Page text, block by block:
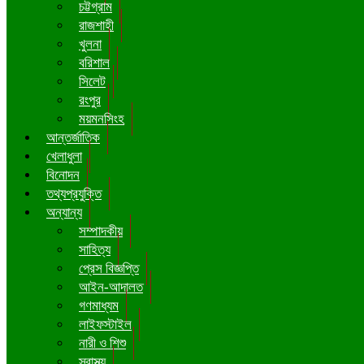
চট্টগ্রাম
রাজশাহী
খুলনা
বরিশাল
সিলেট
রংপুর
ময়মনসিংহ
আন্তর্জাতিক
খেলাধুলা
বিনোদন
তথ্যপ্রযুক্তি
অন্যান্য
সম্পাদকীয়
সাহিত্য
প্রেস বিজ্ঞপ্তি
আইন-আদালত
গণমাধ্যম
লাইফস্টাইল
নারী ও শিশু